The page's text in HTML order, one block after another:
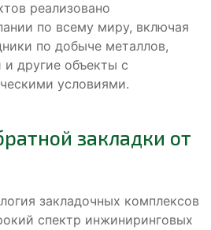
реализовано
по всему миру, включая
по добыче металлов,
другие объекты с
условиями.
закладки от
закладочных комплексов
спектр инжиниринговых